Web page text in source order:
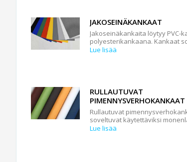
JAKOSEINÄKANKAAT
Jakoseinäkankaita löytyy PVC-
polyesterikankaana. Kankaat
Lue lisää
RULLAUTUVAT
PIMENNYSVERHOKANKAAT
Rullautuvat
soveltuvat käytettäviksi
Lue lisää